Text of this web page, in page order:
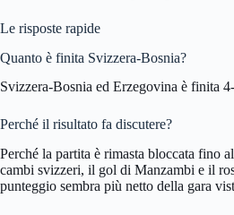
Le risposte rapide
Quanto è finita Svizzera-Bosnia?
Svizzera-Bosnia ed Erzegovina è finita
Perché il risultato fa discutere?
Perché la partita è rimasta bloccata fino
cambi svizzeri, il gol di Manzambi e il
punteggio sembra più netto della gara